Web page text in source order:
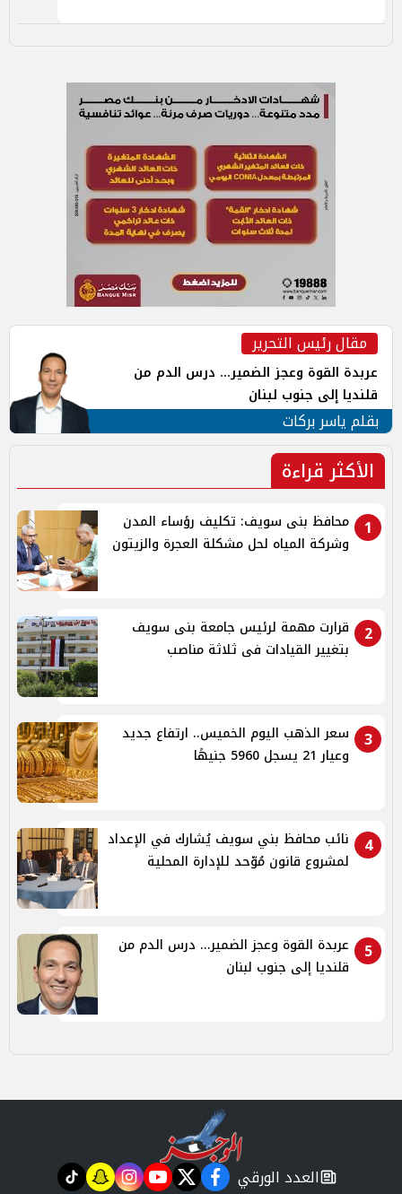
مقال رئيس التحرير
عربدة القوة وعجز الضمير... درس الدم من
قلنديا إلى جنوب لبنان
بقلم ياسر بركات
الأكثر قراءة
1
محافظ بنى سويف: تكليف رؤساء المدن
وشركة المياه لحل مشكلة العجرة والزيتون
2
قرارت مهمة لرئيس جامعة بنى سويف
بتغيير القيادات فى ثلاثة مناصب
3
سعر الذهب اليوم الخميس.. ارتفاع جديد
وعيار 21 يسجل 5960 جنيهًا
4
نائب محافظ بني سويف يُشارك في الإعداد
لمشروع قانون مُوّحد للإدارة المحلية
5
عربدة القوة وعجز الضمير... درس الدم من
قلنديا إلى جنوب لبنان
newspaper
العدد الورقي facebook
twitter
youtube
instagram
snapchat
tiktok